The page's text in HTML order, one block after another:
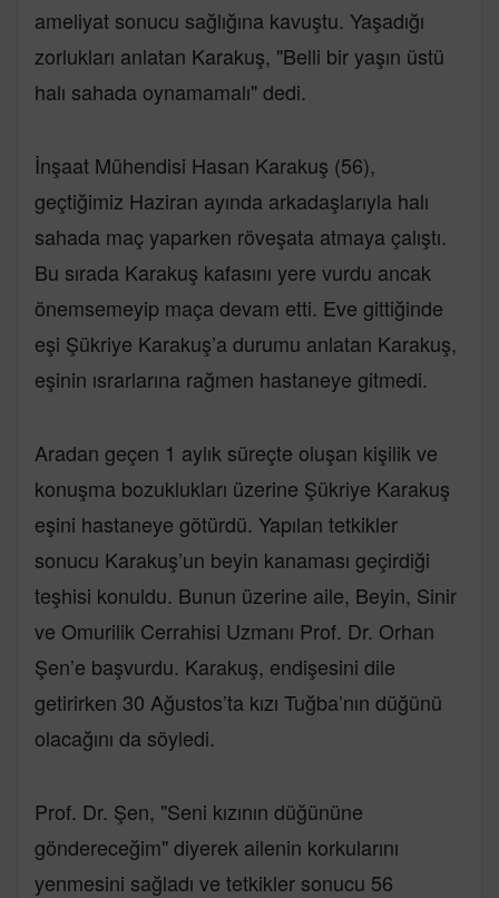
ameliyat sonucu sağlığına kavuştu. Yaşadığı
zorlukları anlatan Karakuş, "Belli bir yaşın üstü
halı sahada oynamamalı" dedi.
İnşaat Mühendisi Hasan Karakuş (56),
geçtiğimiz Haziran ayında arkadaşlarıyla halı
sahada maç yaparken röveşata atmaya çalıştı.
Bu sırada Karakuş kafasını yere vurdu ancak
önemsemeyip maça devam etti. Eve gittiğinde
eşi Şükriye Karakuş’a durumu anlatan Karakuş,
eşinin ısrarlarına rağmen hastaneye gitmedi.
Aradan geçen 1 aylık süreçte oluşan kişilik ve
konuşma bozuklukları üzerine Şükriye Karakuş
eşini hastaneye götürdü. Yapılan tetkikler
sonucu Karakuş’un beyin kanaması geçirdiği
teşhisi konuldu. Bunun üzerine aile, Beyin, Sinir
ve Omurilik Cerrahisi Uzmanı Prof. Dr. Orhan
Şen’e başvurdu. Karakuş, endişesini dile
getirirken 30 Ağustos’ta kızı Tuğba’nın düğünü
olacağını da söyledi.
Prof. Dr. Şen, "Seni kızının düğününe
göndereceğim" diyerek ailenin korkularını
yenmesini sağladı ve tetkikler sonucu 56